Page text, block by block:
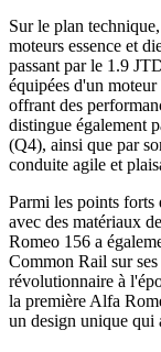
Sur le plan
moteurs essence et
passant par le 1.9
équipées d'un
offrant des
distingue également
(Q4), ainsi que par
conduite agile et
Parmi les points forts
avec des matériaux
Romeo 156 a
Common Rail sur
révolutionnaire à
la première Alfa
un design unique qui